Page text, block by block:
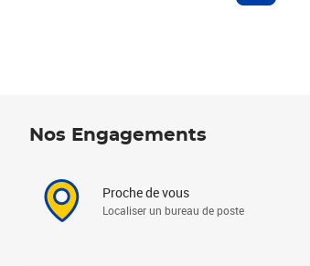
Nos Engagements
Proche de vous
Localiser un bureau de poste